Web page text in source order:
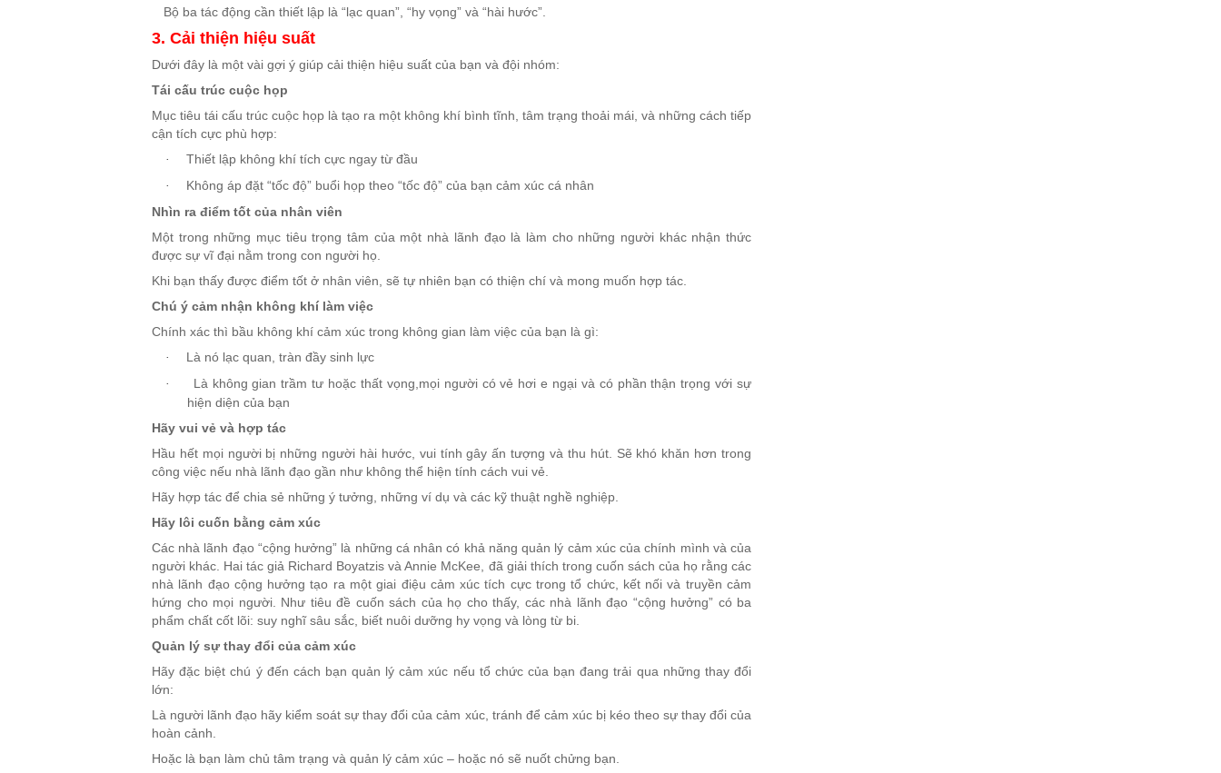
Bộ ba tác động cần thiết lập là “lạc quan”, “hy vọng” và “hài hước”.
3. Cải thiện hiệu suất
Dưới đây là một vài gợi ý giúp cải thiện hiệu suất của bạn và đội nhóm:
Tái cấu trúc cuộc họp
Mục tiêu tái cấu trúc cuộc họp là tạo ra một không khí bình tĩnh, tâm trạng thoải mái, và những cách tiếp
cận tích cực phù hợp:
· Thiết lập không khí tích cực ngay từ đầu
·
Không áp đặt “tốc độ” buổi họp theo “tốc độ” của bạn cảm xúc cá nhân
Nhìn ra điểm tốt của nhân viên
Một trong những mục tiêu trọng tâm của một nhà lãnh đạo là làm cho những người khác nhận thức
được sự vĩ đại nằm trong con người họ.
Khi bạn thấy được điểm tốt ở nhân viên, sẽ tự nhiên bạn có thiện chí và mong muốn hợp tác.
Chú ý cảm nhận không khí làm việc
Chính xác thì bầu không khí cảm xúc trong không gian làm việc của bạn là gì:
· Là nó lạc quan, tràn đầy sinh lực
·
Là không gian trầm tư hoặc thất vọng,mọi người có vẻ hơi e ngại và có phần thận trọng với sự
hiện diện của bạn
Hãy vui vẻ và hợp tác
Hầu hết mọi người bị những người hài hước, vui tính gây ấn tượng và thu hút. Sẽ khó khăn hơn trong
công việc nếu nhà lãnh đạo gần như không thể hiện tính cách vui vẻ.
Hãy hợp tác để chia sẻ những ý tưởng, những ví dụ và các kỹ thuật nghề nghiệp.
Hãy lôi cuốn bằng cảm xúc
Các nhà lãnh đạo “cộng hưởng” là những cá nhân có khả năng quản lý cảm xúc của chính mình và của
người khác. Hai tác giả Richard Boyatzis và Annie McKee, đã giải thích trong cuốn sách của họ rằng các
nhà lãnh đạo cộng hưởng tạo ra một giai điệu cảm xúc tích cực trong tổ chức, kết nối và truyền cảm
hứng cho mọi người. Như tiêu đề cuốn sách của họ cho thấy, các nhà lãnh đạo “cộng hưởng” có ba
phẩm chất cốt lõi: suy nghĩ sâu sắc, biết nuôi dưỡng hy vọng và lòng từ bi.
Quản lý sự thay đổi của cảm xúc
Hãy đặc biệt chú ý đến cách bạn quản lý cảm xúc nếu tổ chức của bạn đang trải qua những thay đổi
lớn:
Là người lãnh đạo hãy kiểm soát sự thay đổi của cảm xúc, tránh để cảm xúc bị kéo theo sự thay đổi của
hoàn cảnh.
Hoặc là bạn làm chủ tâm trạng và quản lý cảm xúc – hoặc nó sẽ nuốt chửng bạn.